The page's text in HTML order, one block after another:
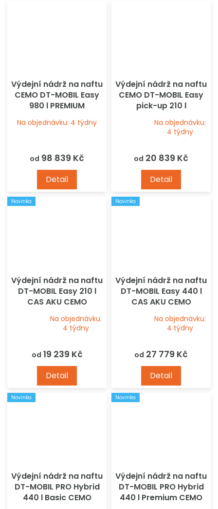
Výdejní nádrž na naftu
CEMO DT-MOBIL Easy
980 l PREMIUM
Na objednávku: 4 týdny
od 98 839 Kč
Detail
Výdejní nádrž na naftu
CEMO DT-MOBIL Easy
pick-up 210 l
5
hvězdiček.
Na objednávku:
4 týdny
od 20 839 Kč
Detail
Novinka
Výdejní nádrž na naftu
DT-MOBIL Easy 210 l
CAS AKU CEMO
5
hvězdiček.
Na objednávku:
4 týdny
od 19 239 Kč
Detail
Novinka
Výdejní nádrž na naftu
DT-MOBIL Easy 440 l
CAS AKU CEMO
5
hvězdiček.
Na objednávku:
4 týdny
od 27 779 Kč
Detail
Novinka
Výdejní nádrž na naftu
DT-MOBIL PRO Hybrid
440 l Basic CEMO
Novinka
Výdejní nádrž na naftu
DT-MOBIL PRO Hybrid
440 l Premium CEMO